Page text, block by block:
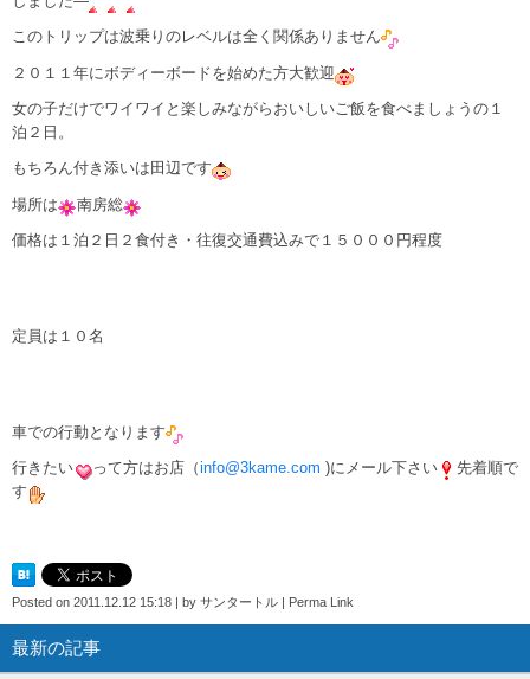
このトリップは波乗りのレベルは全く関係ありません
２０１１年にボディーボードを始めた方大歓迎
女の子だけでワイワイと楽しみながらおいしいご飯を食べましょうの１
泊２日。
もちろん付き添いは田辺です
場所は 南房総
価格は１泊２日２食付き・往復交通費込みで１５０００円程度
定員は１０名
車での行動となります
行きたい って方はお店（info@3kame.com )にメール下さい
先着順で
す
Posted on 2011.12.12 15:18 | by サンタートル | Perma Link
最新の記事